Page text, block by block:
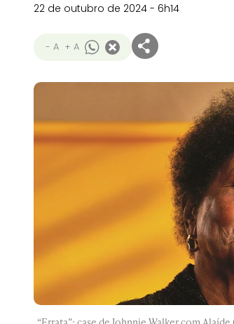
22 de outubro de 2024 - 6h14
- A + A